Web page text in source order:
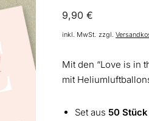
9,90€
inkl. MwSt. zzgl.
Mit den “Love is in
mit
Set aus50 Stück